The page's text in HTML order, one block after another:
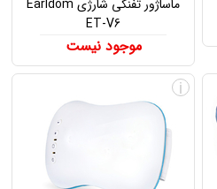
ماساژور تفنگی شارژی Earldom
ET-V6
موجود نیست
i